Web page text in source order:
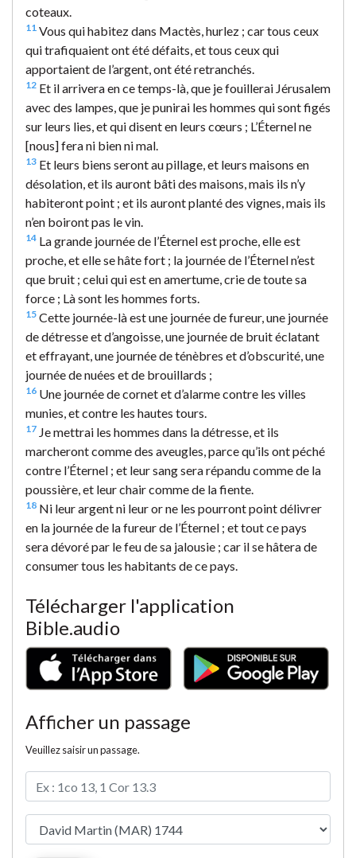
coteaux.
11 Vous qui habitez dans Mactès, hurlez ; car tous ceux
qui trafiquaient ont été défaits, et tous ceux qui
apportaient de l’argent, ont été retranchés.
12 Et il arrivera en ce temps-là, que je fouillerai Jérusalem
avec des lampes, que je punirai les hommes qui sont figés
sur leurs lies, et qui disent en leurs cœurs ; L’Éternel ne
[nous] fera ni bien ni mal.
13 Et leurs biens seront au pillage, et leurs maisons en
désolation, et ils auront bâti des maisons, mais ils n’y
habiteront point ; et ils auront planté des vignes, mais ils
n’en boiront pas le vin.
14 La grande journée de l’Éternel est proche, elle est
proche, et elle se hâte fort ; la journée de l’Éternel n’est
que bruit ; celui qui est en amertume, crie de toute sa
force ; Là sont les hommes forts.
15 Cette journée-là est une journée de fureur, une journée
de détresse et d’angoisse, une journée de bruit éclatant
et effrayant, une journée de ténèbres et d’obscurité, une
journée de nuées et de brouillards ;
16 Une journée de cornet et d’alarme contre les villes
munies, et contre les hautes tours.
17 Je mettrai les hommes dans la détresse, et ils
marcheront comme des aveugles, parce qu’ils ont péché
contre l’Éternel ; et leur sang sera répandu comme de la
poussière, et leur chair comme de la fiente.
18 Ni leur argent ni leur or ne les pourront point délivrer
en la journée de la fureur de l’Éternel ; et tout ce pays
sera dévoré par le feu de sa jalousie ; car il se hâtera de
consumer tous les habitants de ce pays.
Télécharger l'application
Bible.audio
Afficher un passage
Veuillez saisir un passage.